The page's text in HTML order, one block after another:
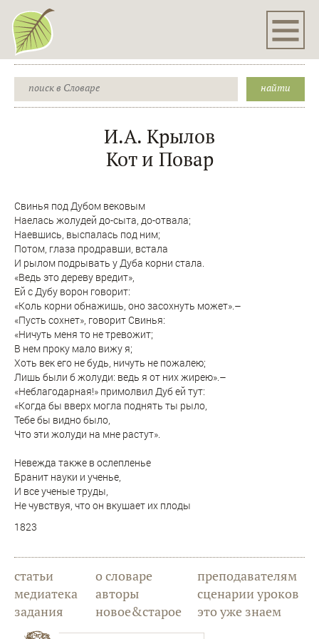
И.А. Крылов
Кот и Повар
Свинья под Дубом вековым
Наелась жолудей до-сыта, до-отвала;
Наевшись, выспалась под ним;
Потом, глаза продравши, встала
И рылом подрывать у Дуба корни стала.
«Ведь это дереву вредит»,
Ей с Дубу ворон говорит:
«Коль корни обнажишь, оно засохнуть может».–
«Пусть сохнет», говорит Свинья:
«Ничуть меня то не тревожит;
В нем проку мало вижу я;
Хоть век его не будь, ничуть не пожалею;
Лишь были б жолуди: ведь я от них жирею».–
«Неблагодарная!» примолвил Дуб ей тут:
«Когда бы вверх могла поднять ты рыло,
Тебе бы видно было,
Что эти жолуди на мне растут».
Невежда также в ослепленье
Бранит науки и ученье,
И все ученые труды,
Не чувствуя, что он вкушает их плоды
1823
статьи
медиатека
задания
о словаре
авторы
новое&старое
преподавателям
сценарии уроков
это уже знаем